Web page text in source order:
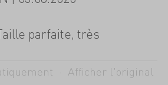
parfaite, très
· Afficher l'original